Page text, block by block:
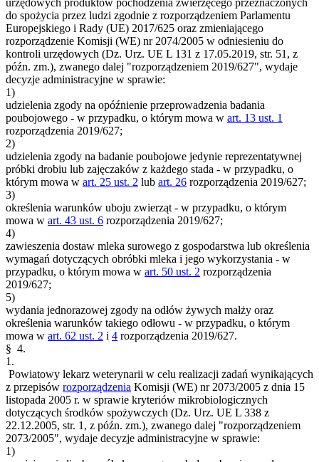
urzędowych produktów pochodzenia zwierzęcego przeznaczonych
do spożycia przez ludzi zgodnie z rozporządzeniem Parlamentu
Europejskiego i Rady (UE) 2017/625 oraz zmieniającego
rozporządzenie Komisji (WE) nr 2074/2005 w odniesieniu do
kontroli urzędowych (Dz. Urz. UE L 131 z 17.05.2019, str. 51, z
późn. zm.), zwanego dalej "rozporządzeniem 2019/627", wydaje
decyzje administracyjne w sprawie:
1)
udzielenia zgody na opóźnienie przeprowadzenia badania
poubojowego - w przypadku, o którym mowa w art. 13 ust. 1
rozporządzenia 2019/627;
2)
udzielenia zgody na badanie poubojowe jedynie reprezentatywnej
próbki drobiu lub zajęczaków z każdego stada - w przypadku, o
którym mowa w art. 25 ust. 2 lub art. 26 rozporządzenia 2019/627;
3)
określenia warunków uboju zwierząt - w przypadku, o którym
mowa w art. 43 ust. 6 rozporządzenia 2019/627;
4)
zawieszenia dostaw mleka surowego z gospodarstwa lub określenia
wymagań dotyczących obróbki mleka i jego wykorzystania - w
przypadku, o którym mowa w art. 50 ust. 2 rozporządzenia
2019/627;
5)
wydania jednorazowej zgody na odłów żywych małży oraz
określenia warunków takiego odłowu - w przypadku, o którym
mowa w art. 62 ust. 2 i 4 rozporządzenia 2019/627.
§ 4.
1.
Powiatowy lekarz weterynarii w celu realizacji zadań wynikających
z przepisów rozporządzenia Komisji (WE) nr 2073/2005 z dnia 15
listopada 2005 r. w sprawie kryteriów mikrobiologicznych
dotyczących środków spożywczych (Dz. Urz. UE L 338 z
22.12.2005, str. 1, z późn. zm.), zwanego dalej "rozporządzeniem
2073/2005", wydaje decyzje administracyjne w sprawie:
1)